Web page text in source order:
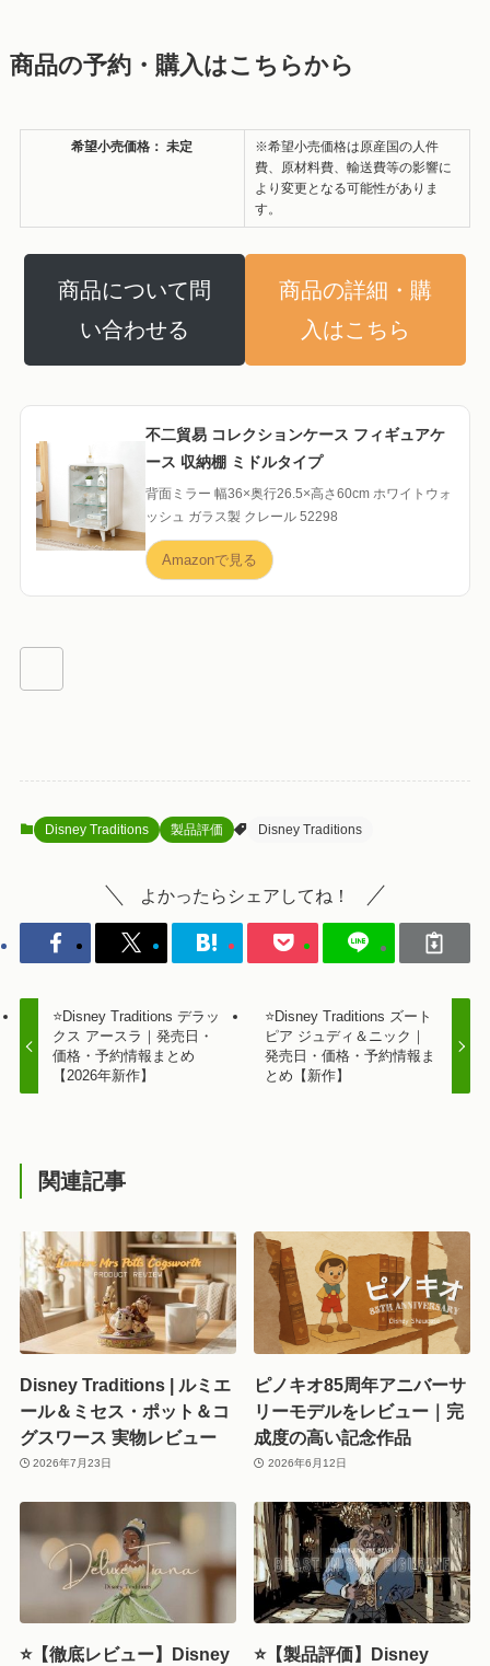
商品の予約・購入はこちらから
希望小売価格：未定
※希望小売価格は原産国の人件
費、原材料費、輸送費等の影響に
より変更となる可能性がありま
す。
商品について問
い合わせる
商品の詳細・購
入はこちら
不二貿易 コレクションケース フィギュアケ
ース 収納棚 ミドルタイプ
背面ミラー 幅36×奥行26.5×高さ60cm ホワイトウォ
ッシュ ガラス製 クレール 52298
Amazonで見る
Disney Traditions 製品評価 Disney Traditions
よかったらシェアしてね！
⭐Disney Traditions デラッ
クス アースラ｜発売日・
価格・予約情報まとめ
【2026年新作】
⭐Disney Traditions ズート
ピア ジュディ＆ニック｜
発売日・価格・予約情報ま
とめ【新作】
関連記事
Disney Traditions | ルミエ
ール＆ミセス・ポット＆コ
グスワース 実物レビュー
2026年7月23日
ピノキオ85周年アニバーサ
リーモデルをレビュー｜完
成度の高い記念作品
2026年6月12日
⭐【徹底レビュー】Disney
⭐【製品評価】Disney